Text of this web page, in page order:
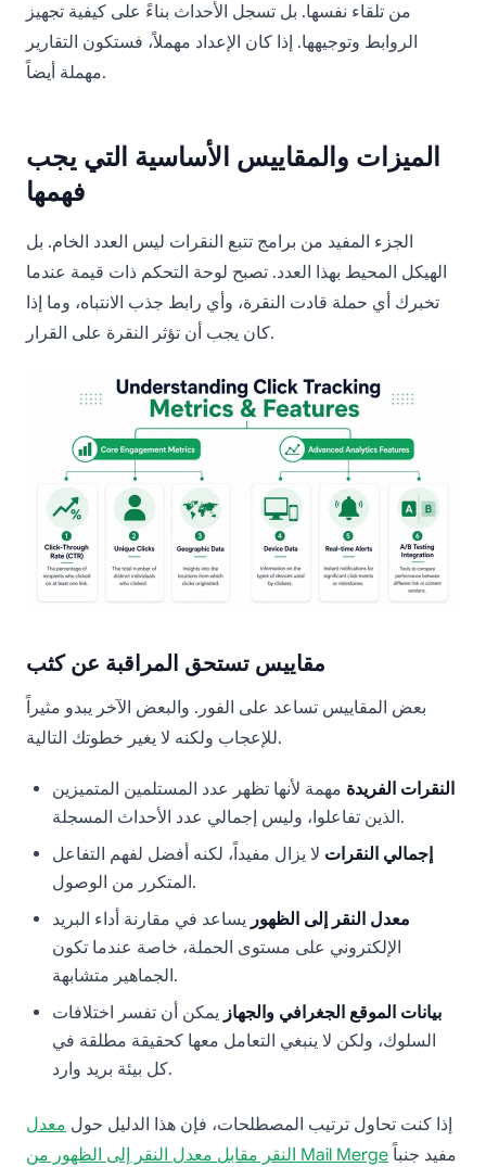
من تلقاء نفسها. بل تسجل الأحداث بناءً على كيفية تجهيز
الروابط وتوجيهها. إذا كان الإعداد مهملاً، فستكون التقارير
مهملة أيضاً.
الميزات والمقاييس الأساسية التي يجب
فهمها
الجزء المفيد من برامج تتبع النقرات ليس العدد الخام. بل
الهيكل المحيط بهذا العدد. تصبح لوحة التحكم ذات قيمة عندما
تخبرك أي حملة قادت النقرة، وأي رابط جذب الانتباه، وما إذا
كان يجب أن تؤثر النقرة على القرار.
مقاييس تستحق المراقبة عن كثب
بعض المقاييس تساعد على الفور. والبعض الآخر يبدو مثيراً
للإعجاب ولكنه لا يغير خطوتك التالية.
النقرات الفريدة مهمة لأنها تظهر عدد المستلمين المتميزين
الذين تفاعلوا، وليس إجمالي عدد الأحداث المسجلة.
إجمالي النقرات لا يزال مفيداً، لكنه أفضل لفهم التفاعل
المتكرر من الوصول.
معدل النقر إلى الظهور يساعد في مقارنة أداء البريد
الإلكتروني على مستوى الحملة، خاصة عندما تكون
الجماهير متشابهة.
بيانات الموقع الجغرافي والجهاز يمكن أن تفسر اختلافات
السلوك، ولكن لا ينبغي التعامل معها كحقيقة مطلقة في
كل بيئة بريد وارد.
إذا كنت تحاول ترتيب المصطلحات، فإن هذا الدليل حول معدل
النقر مقابل معدل النقر إلى الظهور من Mail Merge